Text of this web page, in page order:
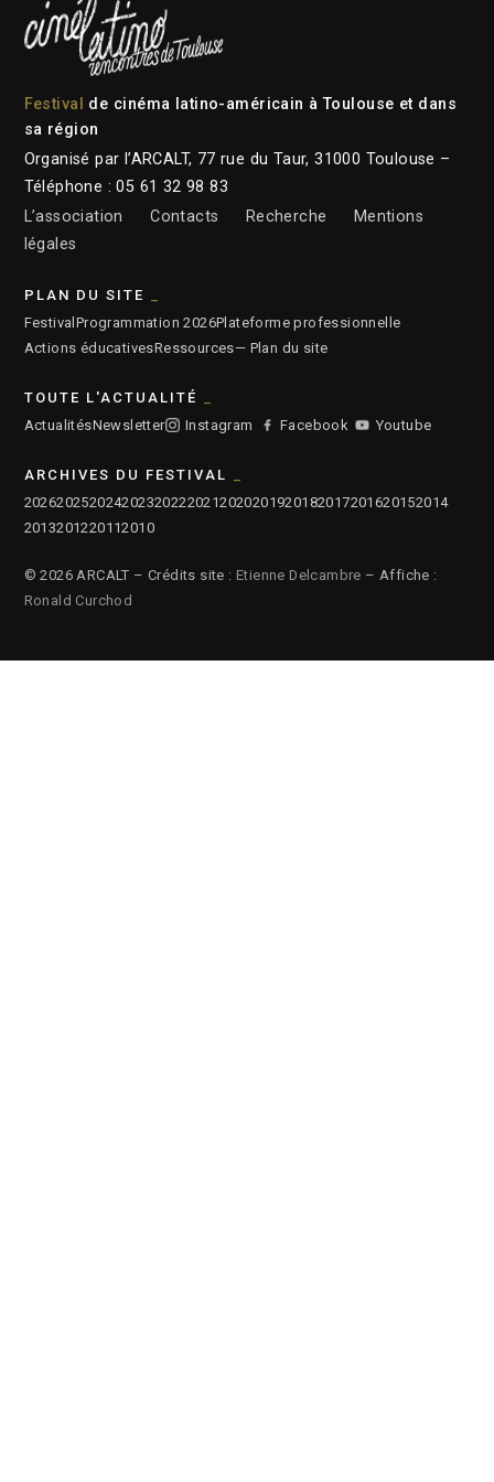
Festival
de cinéma latino-américain à Toulouse et dans
sa région
Organisé par l’ARCALT, 77 rue du Taur, 31000 Toulouse –
Téléphone : 05 61 32 98 83
L’association
Contacts Recherche
Mentions
légales
PLAN DU SITE
Festival Programmation 2026Plateforme professionnelle
Actions éducativesRessources— Plan du site
TOUTE L'ACTUALITÉ
ActualitésNewsletter Instagram Facebook Youtube
ARCHIVES DU FESTIVAL
2026202520242023202220212020201920182017201620152014
2013201220112010
© 2026 ARCALT – Crédits site : Etienne Delcambre – Affiche :
Ronald Curchod